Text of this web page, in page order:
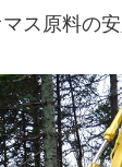
ス原料の